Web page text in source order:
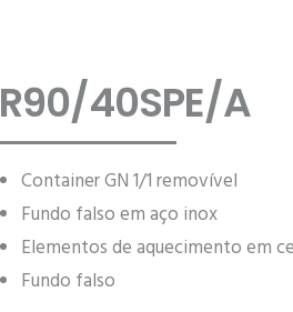
R90/40SPE/A
Container GN 1/1 removível
Fundo falso em aço inox
Elementos de aquecimento em
Fundo falso